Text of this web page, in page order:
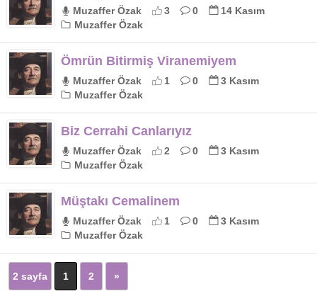
Muzaffer Özak 3 0
14 Kasım
Muzaffer Özak
Ömrün Bitirmiş Viranemiyem
Muzaffer Özak 1 0
3 Kasım
Muzaffer Özak
Biz Cerrahi Canlarıyız
Muzaffer Özak 2 0
3 Kasım
Muzaffer Özak
Müştakı Cemalinem
Muzaffer Özak 1 0
3 Kasım
Muzaffer Özak
2 sayfa 1 2 »